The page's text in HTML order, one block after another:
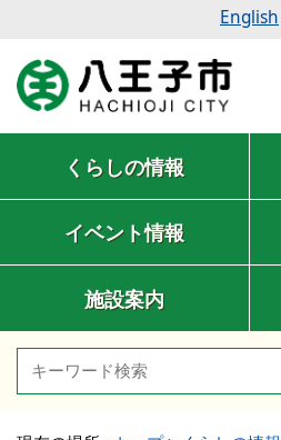
English
くらしの情報
イベント情報
施設案内